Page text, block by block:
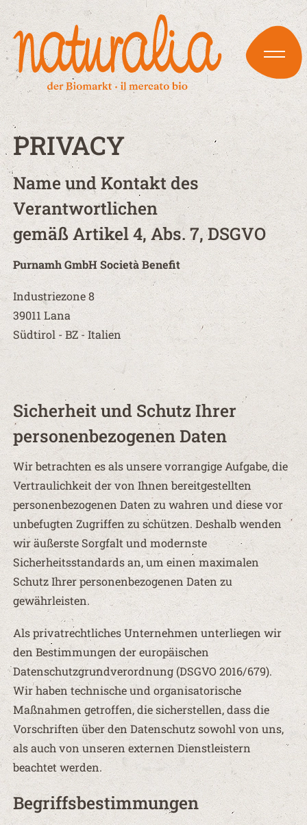
PRIVACY
Name und Kontakt des
Verantwortlichen
gemäß Artikel 4, Abs. 7, DSGVO
Purnamh GmbH Società Benefit​
Industriezone 8
39011 Lana
Südtirol - BZ - Italien
Sicherheit und Schutz Ihrer
personenbezogenen Daten
Wir betrachten es als unsere vorrangige Aufgabe, die
Vertraulichkeit der von Ihnen bereitgestellten
personenbezogenen Daten zu wahren und diese vor
unbefugten Zugriffen zu schützen. Deshalb wenden
wir äußerste Sorgfalt und modernste
Sicherheitsstandards an, um einen maximalen
Schutz Ihrer personenbezogenen Daten zu
gewährleisten.
Als privatrechtliches Unternehmen unterliegen wir
den Bestimmungen der europäischen
Datenschutzgrundverordnung (DSGVO 2016/679).
Wir haben technische und organisatorische
Maßnahmen getroffen, die sicherstellen, dass die
Vorschriften über den Datenschutz sowohl von uns,
als auch von unseren externen Dienstleistern
beachtet werden.
Begriffsbestimmungen